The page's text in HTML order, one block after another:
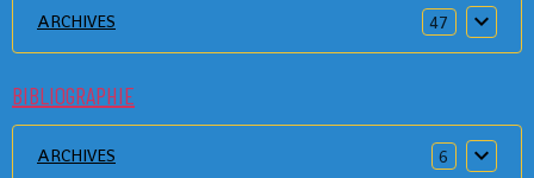
ARCHIVES 47
BIBLIOGRAPHIE
ARCHIVES 6